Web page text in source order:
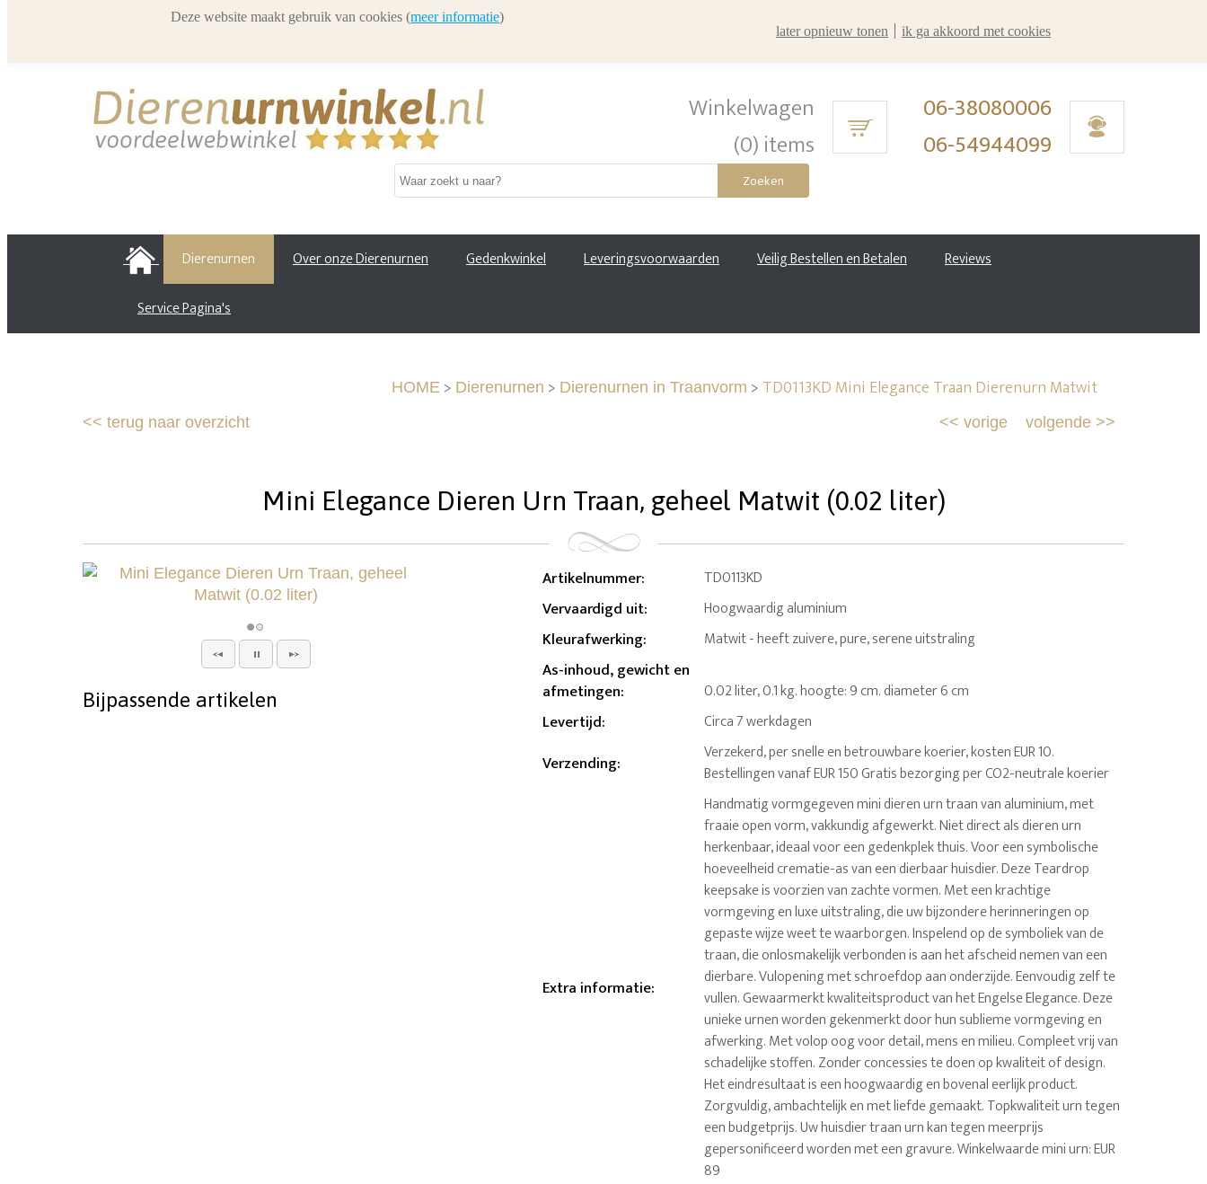
Winkelwagen
(0) items
06-38080006
06-54944099
Zoeken
HOME Dierenurnen Over onze Dierenurnen Gedenkwinkel Leveringsvoorwaarden Veilig Bestellen en Betalen Reviews
Service Pagina's
HOME > Dierenurnen > Dierenurnen in Traanvorm > TD0113KD Mini Elegance Traan Dierenurn Matwit
<< terug naar overzicht volgende >>
<< vorige
Mini Elegance Dieren Urn Traan, geheel Matwit (0.02 liter)
Artikelnummer: TD0113KD
Vervaardigd uit: Hoogwaardig aluminium
Kleurafwerking: Matwit - heeft zuivere, pure, serene uitstraling
As-inhoud, gewicht en
afmetingen: 0.02 liter, 0.1 kg. hoogte: 9 cm. diameter 6 cm
Levertijd: Circa 7 werkdagen
Verzending:
Verzekerd, per snelle en betrouwbare koerier, kosten EUR 10.
Bestellingen vanaf EUR 150 Gratis bezorging per CO2-neutrale koerier
Extra informatie:
Handmatig vormgegeven mini dieren urn traan van aluminium, met
fraaie open vorm, vakkundig afgewerkt. Niet direct als dieren urn
herkenbaar, ideaal voor een gedenkplek thuis. Voor een symbolische
hoeveelheid crematie-as van een dierbaar huisdier. Deze Teardrop
keepsake is voorzien van zachte vormen. Met een krachtige
vormgeving en luxe uitstraling, die uw bijzondere herinneringen op
gepaste wijze weet te waarborgen. Inspelend op de symboliek van de
traan, die onlosmakelijk verbonden is aan het afscheid nemen van een
dierbare. Vulopening met schroefdop aan onderzijde. Eenvoudig zelf te
vullen. Gewaarmerkt kwaliteitsproduct van het Engelse Elegance. Deze
unieke urnen worden gekenmerkt door hun sublieme vormgeving en
afwerking. Met volop oog voor detail, mens en milieu. Compleet vrij van
schadelijke stoffen. Zonder concessies te doen op kwaliteit of design.
Het eindresultaat is een hoogwaardig en bovenal eerlijk product.
Zorgvuldig, ambachtelijk en met liefde gemaakt. Topkwaliteit urn tegen
een budgetprijs. Uw huisdier traan urn kan tegen meerprijs
gepersonificeerd worden met een gravure. Winkelwaarde mini urn: EUR
89
Bijpassende artikelen
Deze website maakt gebruik van cookies (meer informatie)
later opnieuw tonen
ik ga akkoord met cookies